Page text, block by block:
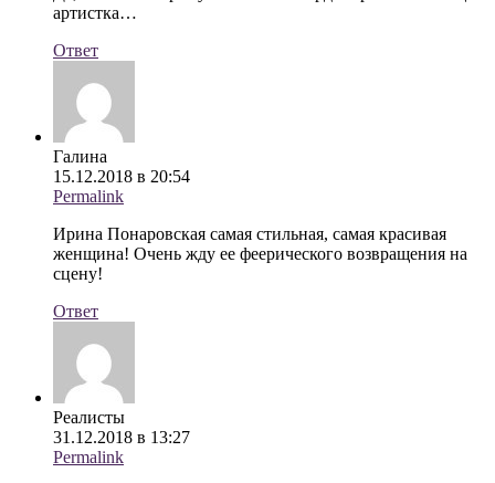
артистка…
Ответ
Галина
15.12.2018 в 20:54
Permalink
Ирина Понаровская самая стильная, самая красивая
женщина! Очень жду ее феерического возвращения на
сцену!
Ответ
Реалисты
31.12.2018 в 13:27
Permalink